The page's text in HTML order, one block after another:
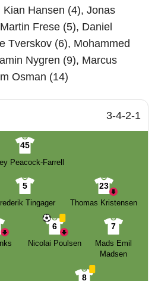
Hansen (4), Jonas
Frese (5), Daniel
Tverskov (6), Mohammed
Nygren (9), Marcus
Osman (14)
3-4-2-1
45
Peacock-Farrell
5
Tingager
23
Thomas Kristensen
6
Nicolai Poulsen
7
Mads Emil
Madsen
8